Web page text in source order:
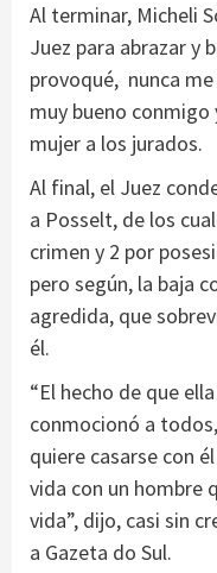
Al terminar, Micheli
Juez para abrazar y
provoqué, nunca
muy bueno conmigo
mujer a los jurados.
Al final, el Juez
a Posselt, de los
crimen y 2 por
pero según, la baja
agredida, que
él.
“El hecho de que
conmocionó a
quiere casarse con
vida con un hombre
vida”, dijo, casi sin
a Gazeta do Sul.